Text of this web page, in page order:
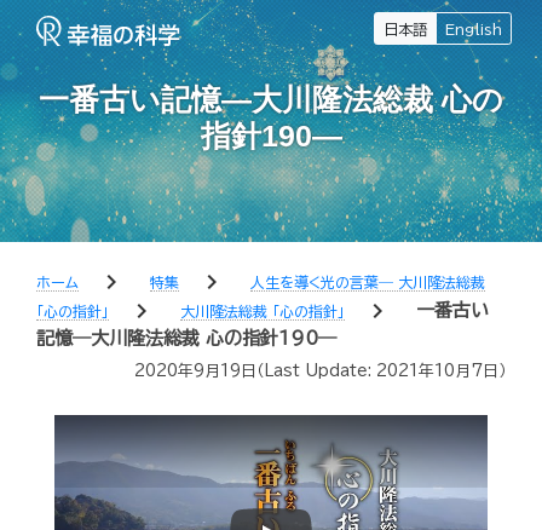
日本語 English
一番古い記憶―大川隆法総裁 心の
指針190―
ホーム chevron_right 特集 chevron_right
人生を導く光の言葉― 大川隆法総裁
「心の指針」
chevron_right 大川隆法総裁 「心の指針」 chevron_right
一番古い
記憶―大川隆法総裁 心の指針190―
2020年9月19日 （Last Update: 2021年10月7日 ）